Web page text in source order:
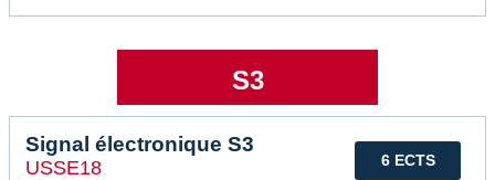
S3
6 ECTS
Signal électronique S3
USSE18